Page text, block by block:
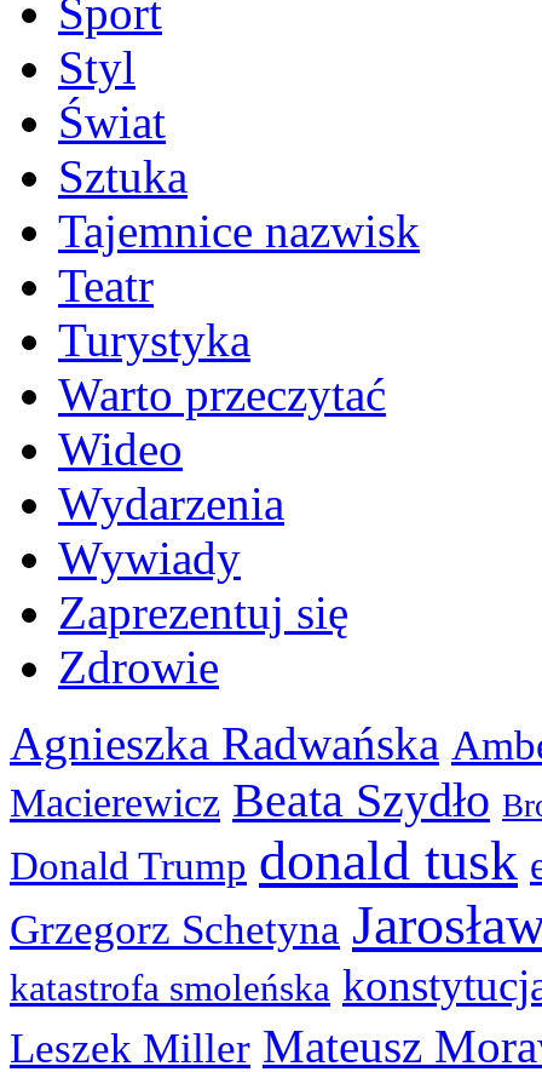
Sport
Styl
Świat
Sztuka
Tajemnice nazwisk
Teatr
Turystyka
Warto przeczytać
Wideo
Wydarzenia
Wywiady
Zaprezentuj się
Zdrowie
Agnieszka Radwańska
Macierewicz Beata Szydło
Donald Trump donald tusk
Grzegorz Schetyna
katastrofa smoleńska
Leszek Miller Mateusz